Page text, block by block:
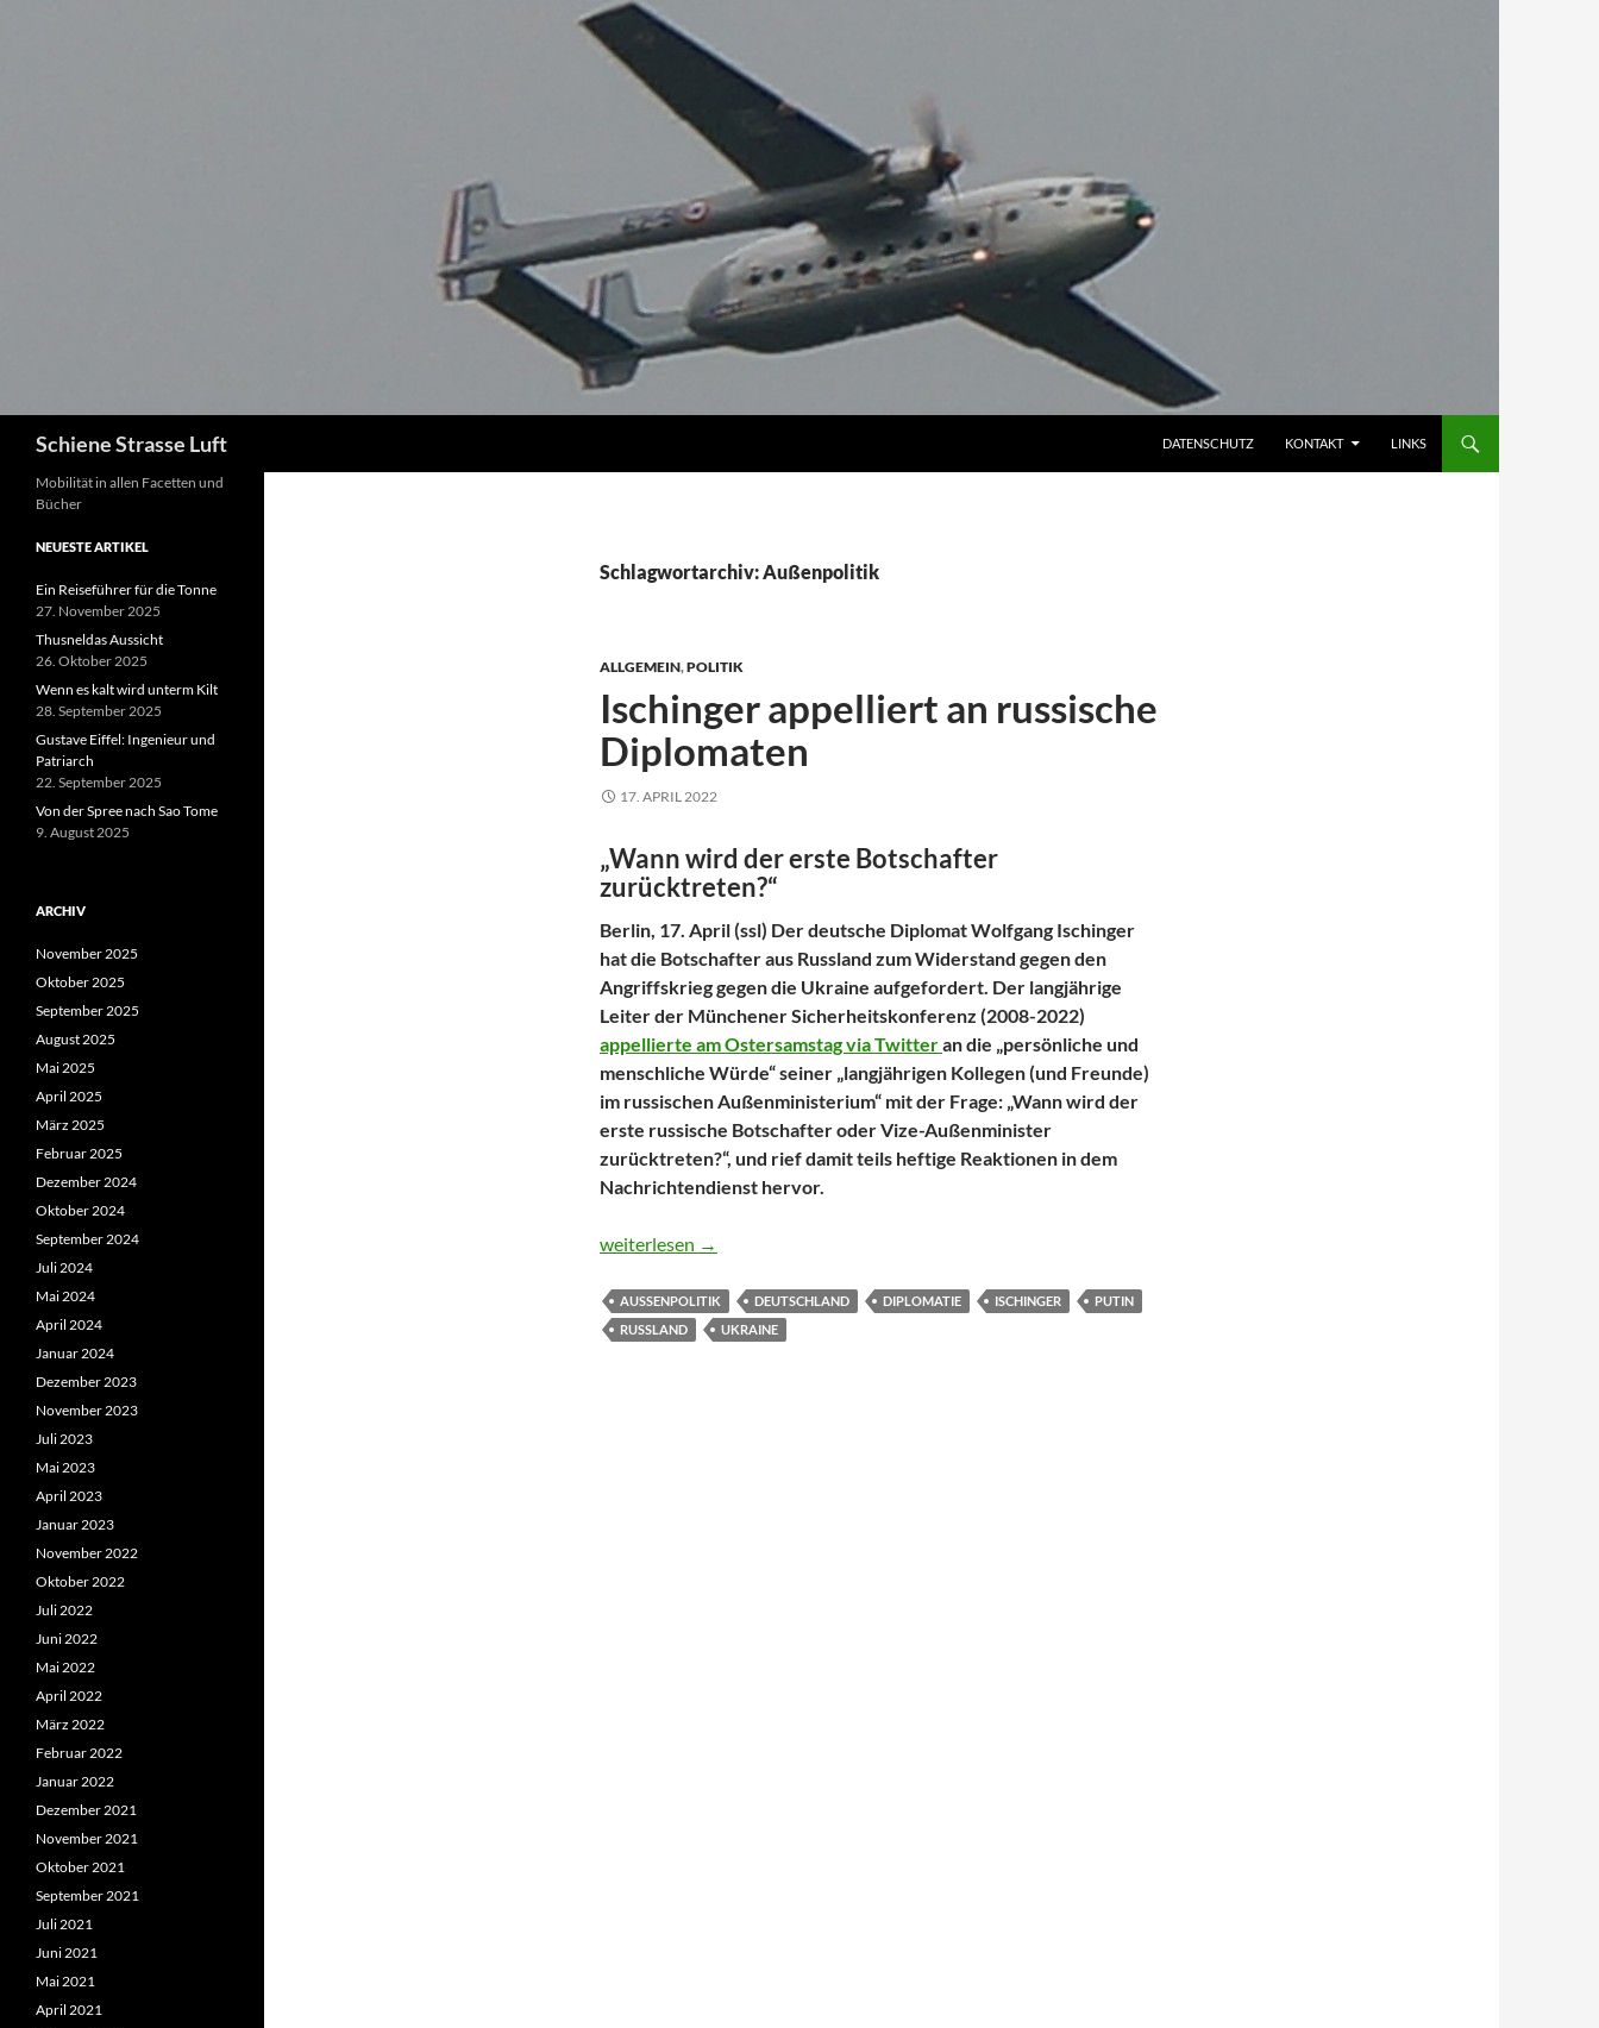
Schiene Strasse Luft DATENSCHUTZ KONTAKT LINKS
Schlagwortarchiv: Außenpolitik
ALLGEMEIN,POLITIK
Ischinger appelliert an russische
Diplomaten
17. APRIL 2022
„Wann wird der erste Botschafter
zurücktreten?“
Berlin, 17. April (ssl) Der deutsche Diplomat Wolfgang Ischinger
hat die Botschafter aus Russland zum Widerstand gegen den
Angriffskrieg gegen die Ukraine aufgefordert. Der langjährige
Leiter der Münchener Sicherheitskonferenz (2008-2022)
appellierte am Ostersamstag via Twitteran die „persönliche und
menschliche Würde“ seiner „langjährigen Kollegen (und Freunde)
im russischen Außenministerium“ mit der Frage: „Wann wird der
erste russische Botschafter oder Vize-Außenminister
zurücktreten?“, und rief damit teils heftige Reaktionen in dem
Nachrichtendienst hervor.
Ischinger appelliert an russische Diplomaten
weiterlesen →
AUSSENPOLITIK DEUTSCHLAND DIPLOMATIE ISCHINGER
PUTIN
RUSSLAND
UKRAINE
Mobilität in allen Facetten und
Bücher
NEUESTE ARTIKEL
Ein Reiseführer für die Tonne
27. November 2025
Thusneldas Aussicht
26. Oktober 2025
Wenn es kalt wird unterm Kilt
28. September 2025
Gustave Eiffel: Ingenieur und
Patriarch
22. September 2025
Von der Spree nach Sao Tome
9. August 2025
ARCHIV
November 2025
Oktober 2025
September 2025
August 2025
Mai 2025
April 2025
März 2025
Februar 2025
Dezember 2024
Oktober 2024
September 2024
Juli 2024
Mai 2024
April 2024
Januar 2024
Dezember 2023
November 2023
Juli 2023
Mai 2023
April 2023
Januar 2023
November 2022
Oktober 2022
Juli 2022
Juni 2022
Mai 2022
April 2022
März 2022
Februar 2022
Januar 2022
Dezember 2021
November 2021
Oktober 2021
September 2021
Juli 2021
Juni 2021
Mai 2021
April 2021